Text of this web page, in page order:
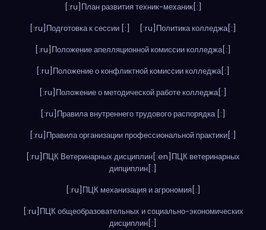
[:ru]План развития техник-механик[:]
[:ru]Подготовка к сессии [:]
[:ru]Политика колледжа[:]
[:ru]Положение апелляционной комиссии колледжа[:]
[:ru]Положение о конфликтной комиссии колледжа[:]
[:ru]Положение о методической работе колледжа[:]
[:ru]Правила внутреннего трудового распорядка [:]
[:ru]Правила организации профессиональной практики[:]
[:ru]ПЦК Ветеринарных дисциплин[:en]ПЦК ветеринарных
дипциплин[:]
[:ru]ПЦК механизация и агрономия[:]
[:ru]ПЦК общеобразовательных и социально-экономических
дисциплин[:]